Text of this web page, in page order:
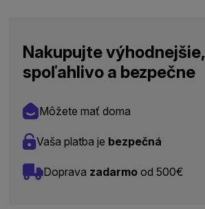
Nakupujte výhodnejšie,
spoľahlivo a bezpečne
Môžete mať doma
Vaša platba je bezpečná
Doprava zadarmo od 500€